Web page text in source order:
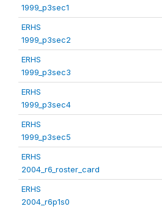
1999_p3sec1
ERHS
1999_p3sec2
ERHS
1999_p3sec3
ERHS
1999_p3sec4
ERHS
1999_p3sec5
ERHS
2004_r6_roster_card
ERHS
2004_r6p1s0